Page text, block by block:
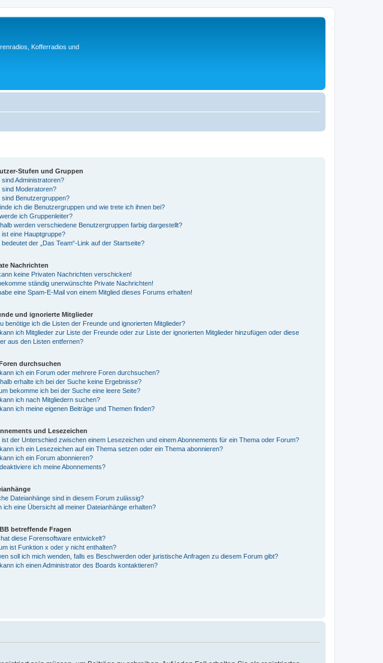
Kofferradios und
Stufen und Gruppen
sind Administratoren?
sind Moderatoren?
sind Benutzergruppen?
ich die Benutzergruppen und wie trete ich ihnen bei?
ich Gruppenleiter?
werden verschiedene Benutzergruppen farbig dargestellt?
ist eine Hauptgruppe?
bedeutet der „Das Team“-Link auf der Startseite?
Nachrichten
keine Privaten Nachrichten verschicken!
ständig unerwünschte Private Nachrichten!
eine Spam-E-Mail von einem Mitglied dieses Forums erhalten!
und ignorierte Mitglieder
benötige ich die Listen der Freunde und ignorierten Mitglieder?
ich Mitglieder zur Liste der Freunde oder zur Liste der ignorierten Mitglieder hinzufügen oder diese
aus den Listen entfernen?
durchsuchen
ich ein Forum oder mehrere Foren durchsuchen?
erhalte ich bei der Suche keine Ergebnisse?
bekomme ich bei der Suche eine leere Seite?
ich nach Mitgliedern suchen?
ich meine eigenen Beiträge und Themen finden?
und Lesezeichen
ist der Unterschied zwischen einem Lesezeichen und einem Abonnements für ein Thema oder Forum?
ich ein Lesezeichen auf ein Thema setzen oder ein Thema abonnieren?
ich ein Forum abonnieren?
ich meine Abonnements?
Dateianhänge sind in diesem Forum zulässig?
ich eine Übersicht all meiner Dateianhänge erhalten?
betreffende Fragen
diese Forensoftware entwickelt?
ist Funktion x oder y nicht enthalten?
soll ich mich wenden, falls es Beschwerden oder juristische Anfragen zu diesem Forum gibt?
ich einen Administrator des Boards kontaktieren?